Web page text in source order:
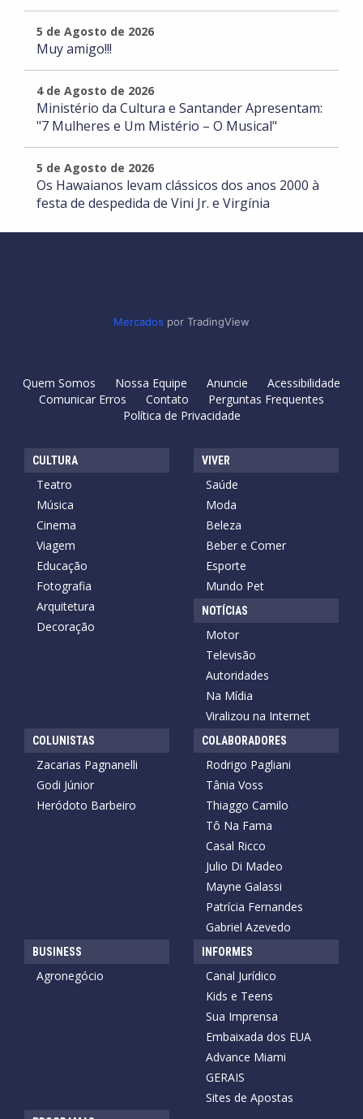
5 de Agosto de 2026
Muy amigo!!!
4 de Agosto de 2026
Ministério da Cultura e Santander Apresentam:
"7 Mulheres e Um Mistério – O Musical"
5 de Agosto de 2026
Os Hawaianos levam clássicos dos anos 2000 à
festa de despedida de Vini Jr. e Virgínia
Mercados por TradingView
Quem Somos Nossa Equipe Anuncie
Acessibilidade
Comunicar Erros
Contato
Perguntas Frequentes
Política de Privacidade
CULTURA
Teatro
Música
Cinema
Viagem
Educação
Fotografia
Arquitetura
Decoração
VIVER
Saúde
Moda
Beleza
Beber e Comer
Esporte
Mundo Pet
NOTÍCIAS
Motor
Televisão
Autoridades
Na Mídia
Viralizou na Internet
COLUNISTAS
Zacarias Pagnanelli
Godi Júnior
Heródoto Barbeiro
COLABORADORES
Rodrigo Pagliani
Tânia Voss
Thiaggo Camilo
Tô Na Fama
Casal Ricco
Julio Di Madeo
Mayne Galassi
Patrícia Fernandes
Gabriel Azevedo
BUSINESS
Agronegócio
INFORMES
Canal Jurídico
Kids e Teens
Sua Imprensa
Embaixada dos EUA
Advance Miami
GERAIS
Sites de Apostas